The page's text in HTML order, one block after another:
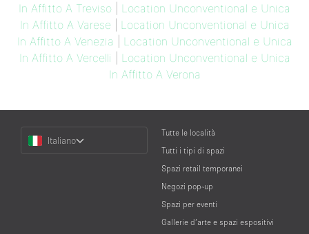
In Affitto A Treviso
Location Unconventional e Unica
In Affitto A Varese
Location Unconventional e Unica
In Affitto A Venezia
Location Unconventional e Unica
In Affitto A Vercelli
Location Unconventional e Unica
In Affitto A Verona
Language
Italiano
Tutte le località
Tutti i tipi di spazi
Spazi retail temporanei
Negozi pop-up
Spazi per eventi
Gallerie d’arte e spazi espositivi